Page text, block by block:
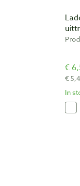
€
€
In